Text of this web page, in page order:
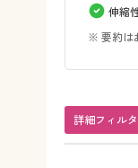
伸縮
※ 要約は
詳細フィル